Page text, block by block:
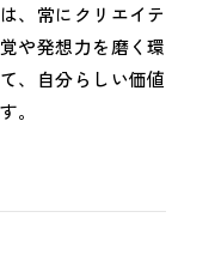
、常にクリエイテ
や発想力を磨く環
、自分らしい価値
。